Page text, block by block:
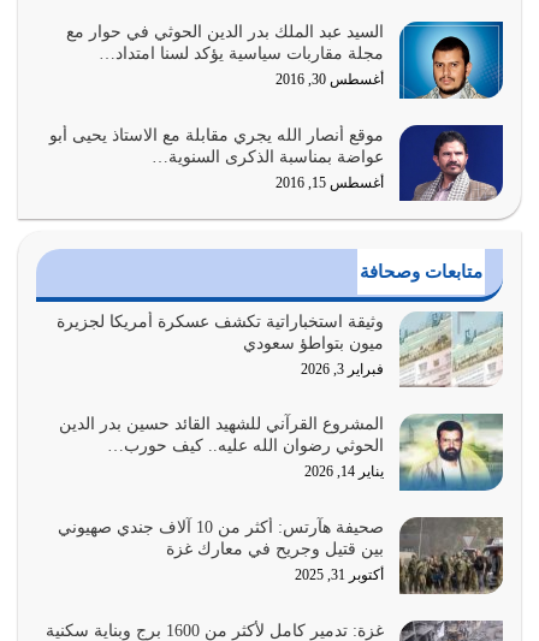
أولياء الشيطان كلما كانوا أكثر ولاءً وطاعة للشيطان كلما كانوا
أكثر ضعفاً
يوليو 30, 2026
وعد الله تعالى من يُقتل في سبيله بالحياة الأبدية والرزق
والاستبشار والنجاة والخلود في…
يوليو 29, 2026
القرآن الكريم هو أهم مصدر لمعرفة رسول الله معرفة سيرته
معرفة شخصيته معرفة عظمته
يوليو 28, 2026
هل نحن من الصالحين؟ قيِّم نفسك هنا اترك القرآن على أصله
وأعرض نفسك، وأعرض ما لديك على…
يوليو 27, 2026
عندما يكون عدوك هو عدو الله معناه أن تكون نقاط الضعف
فيه كثيرة وسينصرك الله عليه إذا…
يوليو 26, 2026
أراد الله لهذه الأمة ان تكون خير امة أخرجت للناس بالنهوض
بالأمر بالمعروف والنهي عن…
يوليو 25, 2026
السيد عبد الملك بدر الدين الحوثي في حوار مع
مجلة مقاربات سياسية يؤكد لسنا امتداد…
أغسطس 30, 2016
موقع أنصار الله يجري مقابلة مع الاستاذ يحيى أبو
عواضة بمناسبة الذكرى السنوية…
أغسطس 15, 2016
متابعات وصحافة
وثيقة استخباراتية تكشف عسكرة أمريكا لجزيرة
ميون بتواطؤ سعودي
فبراير 3, 2026
المشروع القرآني للشهيد القائد حسين بدر الدين
الحوثي رضوان الله عليه.. كيف حورب…
يناير 14, 2026
صحيفة هآرتس: أكثر من 10 آلاف جندي صهيوني
بين قتيل وجريح في معارك غزة
أكتوبر 31, 2025
غزة: تدمير كامل لأكثر من 1600 برج وبناية سكنية